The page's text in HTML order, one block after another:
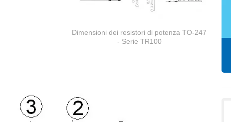
Dimensioni dei resistori di potenza TO-247
- Serie TR100